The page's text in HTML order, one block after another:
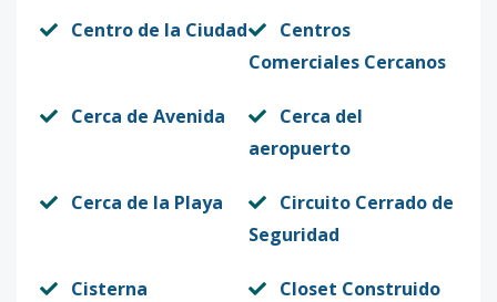
Centro de la Ciudad
Centros
Comerciales Cercanos
Cerca de Avenida
Cerca del
aeropuerto
Cerca de la Playa
Circuito Cerrado de
Seguridad
Cisterna Closet Construido